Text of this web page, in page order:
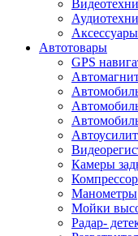
Аксессуары
Автотовары
GPS
Камеры
Манометры
Мойки
Радар-